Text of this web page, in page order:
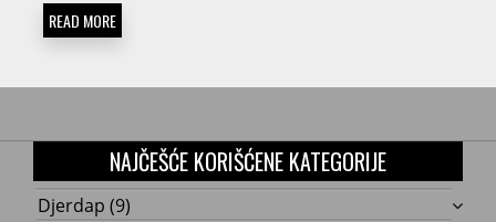
READ MORE
NAJČEŠĆE KORIŠĆENE KATEGORIJE
Djerdap (9)